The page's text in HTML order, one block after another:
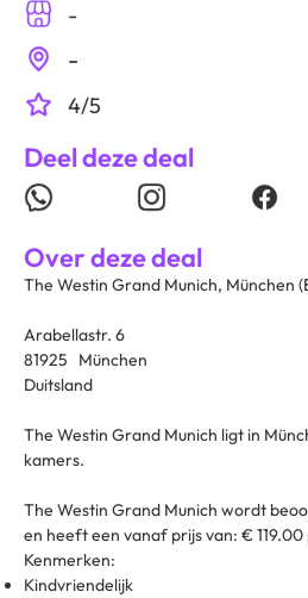
-
-
4/5
Deel deze deal
Over deze deal
The Westin Grand Munich, München
Arabellastr. 6
81925 München
Duitsland
The Westin Grand Munich ligt in
kamers.
The Westin Grand Munich wordt
en heeft een vanaf prijs van: € 119.00
Kenmerken:
Kindvriendelijk